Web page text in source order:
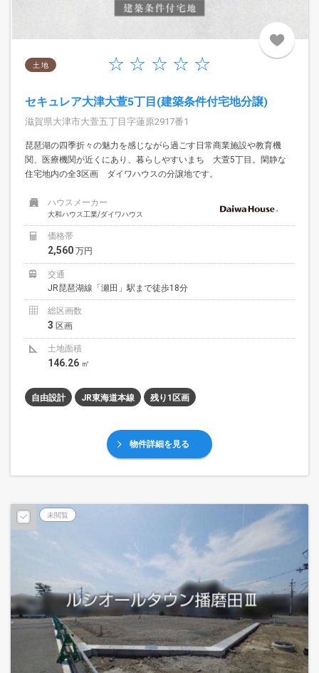
土 地
セキュレア大津大萱5丁目(建築条件付宅地分譲)
滋賀県大津市大萱五丁目字蓮原2917番1
琵琶湖の四季折々の魅力を感じながら過ごす日常商業施設や教育機
関、医療機関が近くにあり、暮らしやすいまち 大萱5丁目。閑静な
住宅地内の全3区画 ダイワハウスの分譲地です。
ハウスメーカー
大和ハウス工業/ダイワハウス
価格帯
2,560 万円
交通
JR琵琶湖線「瀬田」駅まで徒歩18分
総区画数
3 区画
土地面積
146.26 ㎡
自由設計 JR東海道本線 残り1区画
物件詳細を見る
未閲覧